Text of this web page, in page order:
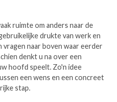
ruimte om anders naar de
drukte van werk en
naar boven waar eerder
denkt u na over een
hoofd speelt. Zo'n idee
een wens en een concreet
stap.